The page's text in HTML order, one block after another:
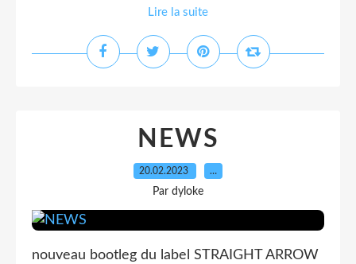
Lire la suite
NEWS
20.02.2023 …
Par dyloke
nouveau bootleg du label STRAIGHT ARROW